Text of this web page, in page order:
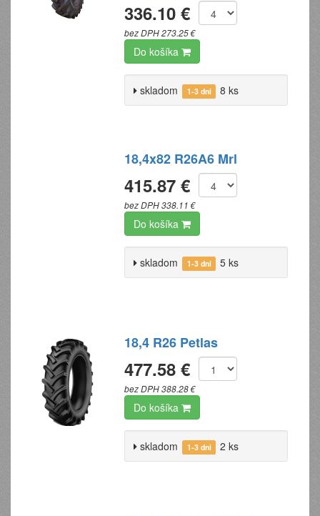
336.10 €
bez DPH 273.25 €
Do košíka
skladom 1-3 dni 8 ks
18,4x82 R26A6 Mrl
415.87 €
bez DPH 338.11 €
Do košíka
skladom 1-3 dni 5 ks
18,4 R26 Petlas
477.58 €
bez DPH 388.28 €
Do košíka
skladom 1-3 dni 2 ks